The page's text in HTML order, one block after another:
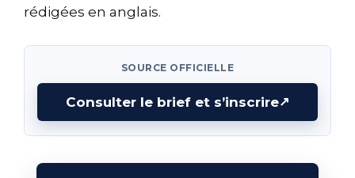
rédigées en anglais.
SOURCE OFFICIELLE
Consulter le brief et s’inscrire↗